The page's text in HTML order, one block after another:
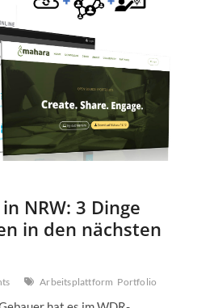
NRW: 3 Dinge
in den nächsten
Arbeitsplattform Portfolio